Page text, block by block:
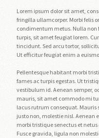
Lorem ipsum dolor sit amet,
fringilla ullamcorper. Morbi felis
condimentum metus. Nulla non
turpis, sit amet feugiat lorem.
tincidunt. Sed arcu tortor,
Ut efficitur feugiat enim a
Pellentesque habitant morbi
fames ac turpis egestas. Ut
vestibulum id. Aenean semper,
mauris, sit amet commodo mi
lacus rutrum consequat.
justo non, molestie nisl. Aenean
morbi tristique senectus et
Fusce gravida, ligula non